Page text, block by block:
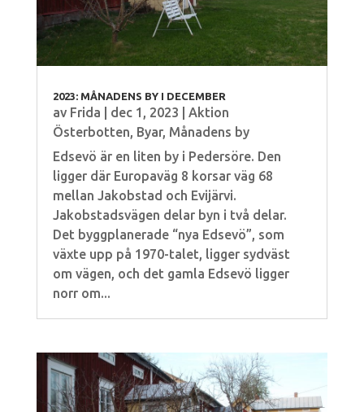
2023: MÅNADENS BY I DECEMBER
av Frida dec 1, 2023
Aktion
Österbotten Byar, Månadens by
Edsevö är en liten by i Pedersöre. Den
ligger där Europaväg 8 korsar väg 68
mellan Jakobstad och Evijärvi.
Jakobstadsvägen delar byn i två delar.
Det byggplanerade “nya Edsevö”, som
växte upp på 1970-talet, ligger sydväst
om vägen, och det gamla Edsevö ligger
norr om...